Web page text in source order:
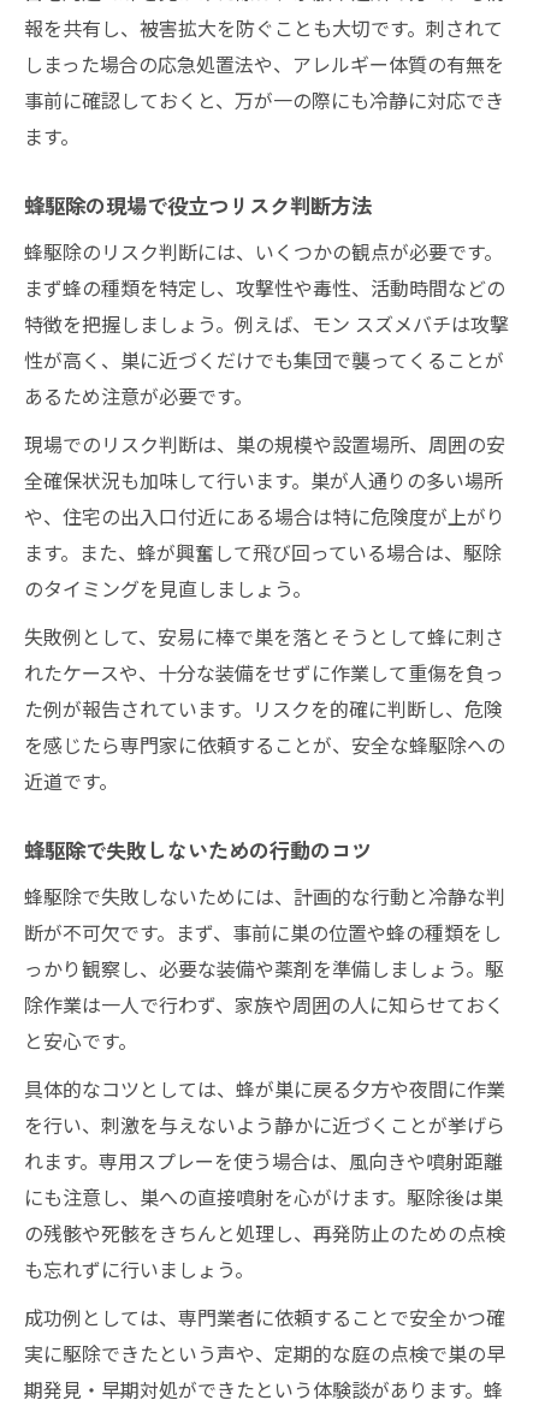
報を共有し、被害拡大を防ぐことも大切です。刺されて
しまった場合の応急処置法や、アレルギー体質の有無を
事前に確認しておくと、万が一の際にも冷静に対応でき
ます。
蜂駆除の現場で役立つリスク判断方法
蜂駆除のリスク判断には、いくつかの観点が必要です。
まず蜂の種類を特定し、攻撃性や毒性、活動時間などの
特徴を把握しましょう。例えば、モン スズメバチは攻撃
性が高く、巣に近づくだけでも集団で襲ってくることが
あるため注意が必要です。
現場でのリスク判断は、巣の規模や設置場所、周囲の安
全確保状況も加味して行います。巣が人通りの多い場所
や、住宅の出入口付近にある場合は特に危険度が上がり
ます。また、蜂が興奮して飛び回っている場合は、駆除
のタイミングを見直しましょう。
失敗例として、安易に棒で巣を落とそうとして蜂に刺さ
れたケースや、十分な装備をせずに作業して重傷を負っ
た例が報告されています。リスクを的確に判断し、危険
を感じたら専門家に依頼することが、安全な蜂駆除への
近道です。
蜂駆除で失敗しないための行動のコツ
蜂駆除で失敗しないためには、計画的な行動と冷静な判
断が不可欠です。まず、事前に巣の位置や蜂の種類をし
っかり観察し、必要な装備や薬剤を準備しましょう。駆
除作業は一人で行わず、家族や周囲の人に知らせておく
と安心です。
具体的なコツとしては、蜂が巣に戻る夕方や夜間に作業
を行い、刺激を与えないよう静かに近づくことが挙げら
れます。専用スプレーを使う場合は、風向きや噴射距離
にも注意し、巣への直接噴射を心がけます。駆除後は巣
の残骸や死骸をきちんと処理し、再発防止のための点検
も忘れずに行いましょう。
成功例としては、専門業者に依頼することで安全かつ確
実に駆除できたという声や、定期的な庭の点検で巣の早
期発見・早期対処ができたという体験談があります。蜂